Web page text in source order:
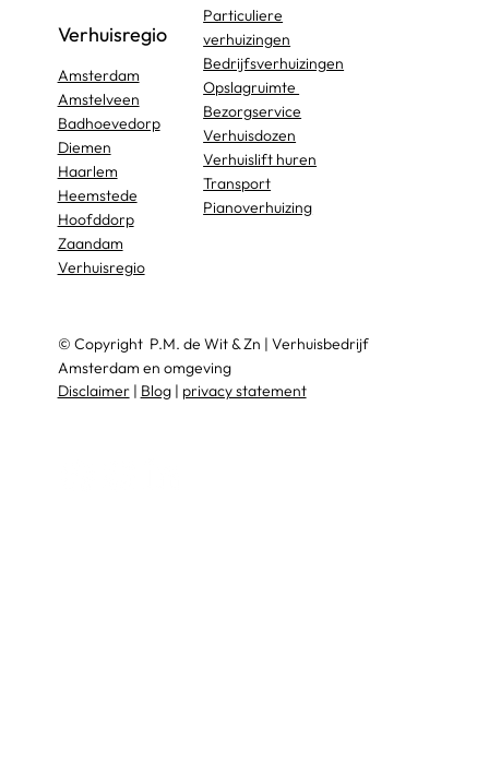
Verhuisregio
Amsterdam
Amstelveen
Badhoevedorp
Diemen
Haarlem
Heemstede
Hoofddorp
Zaandam
Verhuisregio
Particuliere
verhuizingen
Bedrijfsverhuizingen
Opslagruimte
Bezorgservice
Verhuisdozen
Verhuislift huren
Transport
Pianoverhuizing
© Copyright P.M. de Wit & Zn | Verhuisbedrijf
Amsterdam en omgeving
Disclaimer| Blog| privacy statement